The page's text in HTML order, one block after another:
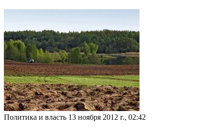
Политика и власть 13 ноября 2012 г., 02:42